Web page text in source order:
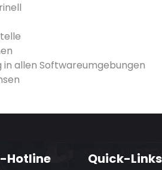
allen Softwareumgebungen
Hotline Quick-Links